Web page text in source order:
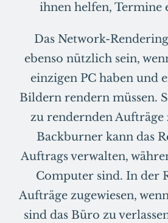
ihnen helfen, Termine
Das Network-
ebenso nützlich sein,
einzigen PC haben und
Bildern rendern müssen.
zu rendernden Aufträge
Backburner kann das
Auftrags verwalten,
Computer sind. In der
Aufträge zugewiesen,
sind das Büro zu